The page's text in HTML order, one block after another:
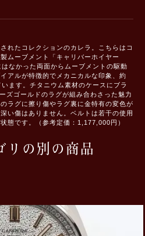
れたコレクションのカレラ。こちらはコ
ムーブメント「キャリバーホイヤー
なかった両面からムーブメントの駆動
アルが特徴的でメカニカルな印象、約
ます。チタニウム素材のケースにブラ
ズゴールドのラグが組み合わさった魅力
ラグに擦り傷やラグ裏に金特有の変色が
い傷はありません。ベルトは若干の使用
態です。（参考定価：1,177,000円）
リの別の商品